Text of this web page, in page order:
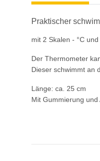
Praktischer
mit 2 Skalen - °C und
Der Thermometer
Dieser schwimmt an
Länge: ca. 25 cm
Mit Gummierung und